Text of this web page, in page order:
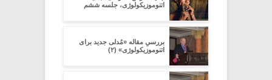
اتنوموزیکولوژی، جلسه ششم
بررسیِ مقاله‏ «مُدلی جدید برای
اتنوموزیکولوژی» (۲)